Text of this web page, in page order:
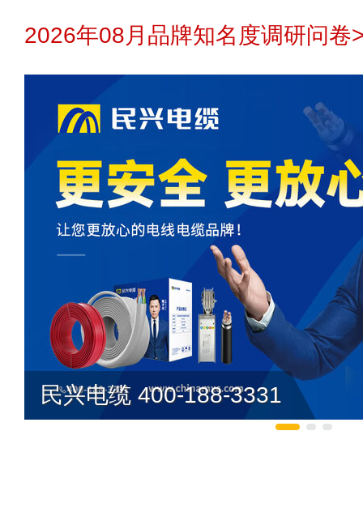
2026年08月品牌知名度调研问卷
民兴电缆 400-188-3331